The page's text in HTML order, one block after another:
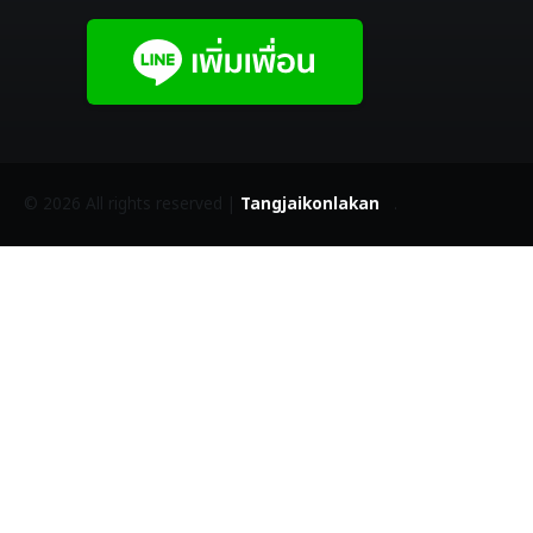
© 2026 All rights reserved | Tangjaikonlakan .